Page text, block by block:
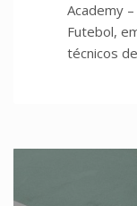
Academy
Futebol,
técnicos